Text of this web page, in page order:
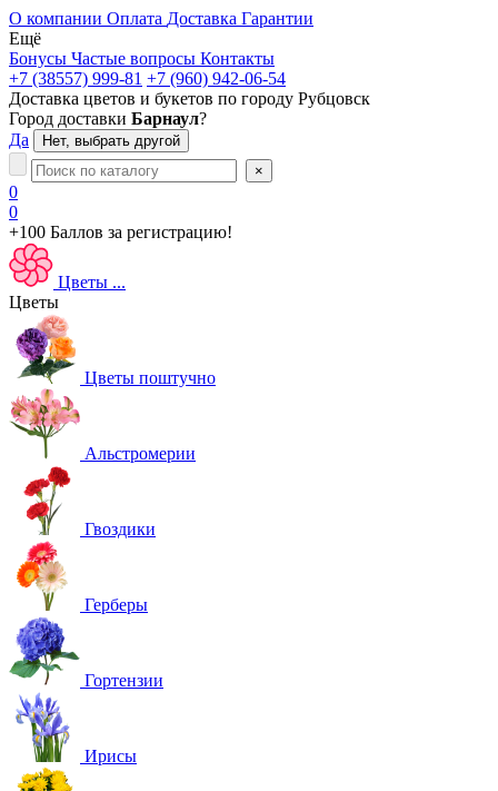
О компании Оплата Доставка Гарантии
Ещё
Бонусы Частые вопросы Контакты
+7 (38557) 999-81 +7 (960) 942-06-54
Доставка цветов и букетов по городу Рубцовск
Город доставки Барнаул?
Да
Нет, выбрать другой
×
0
0
+100 Баллов за регистрацию!
Цветы ...
Цветы
Цветы поштучно
Альстромерии
Гвоздики
Герберы
Гортензии
Ирисы